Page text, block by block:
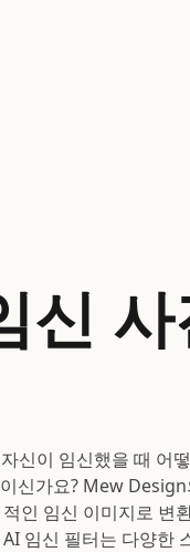
신 사
자신이 임신했을 때 어
이신가요? Mew
적인 임신 이미지로 변
AI 임신 필터는 다양한